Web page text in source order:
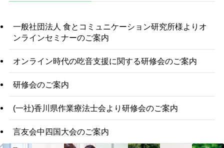
一般社団法人 食とコミュニケーション研究所様よりオ
ンラインセミナーのご案内
オンライン時代の吃音支援に関する研修会のご案内
研修会のご案内
(一社)香川県作業療法士会より研修会のご案内
言友会中四国大会のご案内